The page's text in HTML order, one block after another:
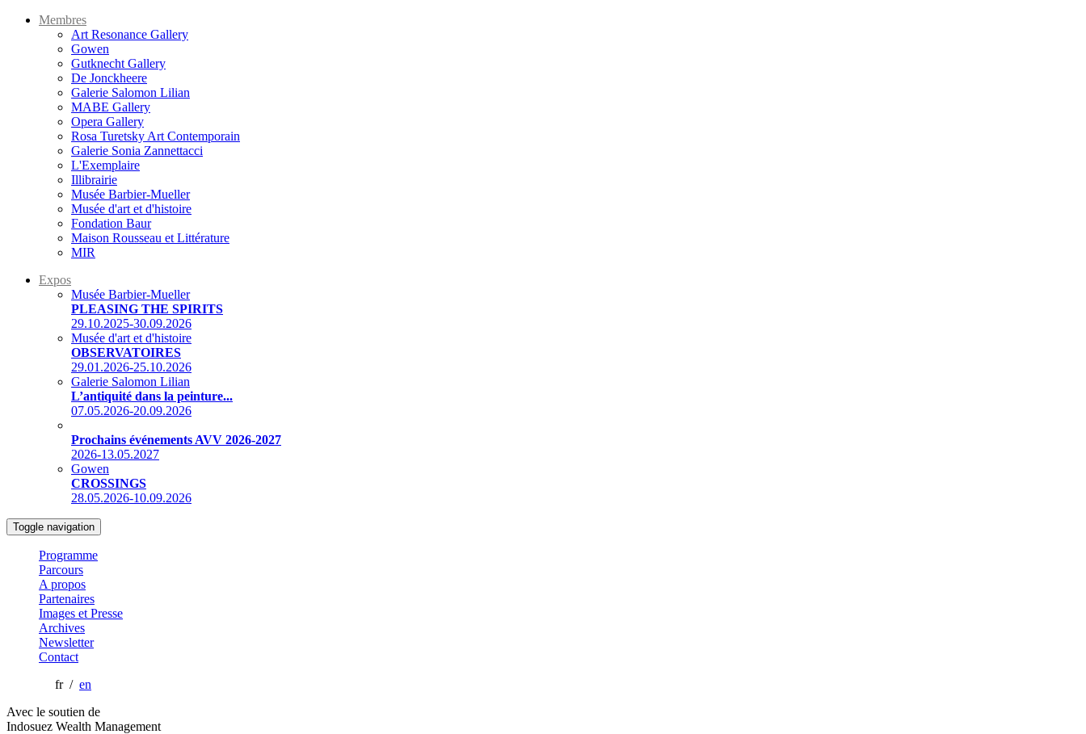
Membres
Art Resonance Gallery
Gowen
Gutknecht Gallery
De Jonckheere
Galerie Salomon Lilian
MABE Gallery
Opera Gallery
Rosa Turetsky Art Contemporain
Galerie Sonia Zannettacci
L'Exemplaire
Illibrairie
Musée Barbier-Mueller
Musée d'art et d'histoire
Fondation Baur
Maison Rousseau et Littérature
MIR
Expos
Musée Barbier-Mueller
PLEASING THE SPIRITS
29.10.2025-30.09.2026
Musée d'art et d'histoire
OBSERVATOIRES
29.01.2026-25.10.2026
Galerie Salomon Lilian
L’antiquité dans la peinture...
07.05.2026-20.09.2026
Prochains événements AVV 2026-2027
2026-13.05.2027
Gowen
CROSSINGS
28.05.2026-10.09.2026
Toggle navigation
Programme
Parcours
A propos
Partenaires
Images et Presse
Archives
Newsletter
Contact
fr / en
Avec le soutien de
Indosuez Wealth Management